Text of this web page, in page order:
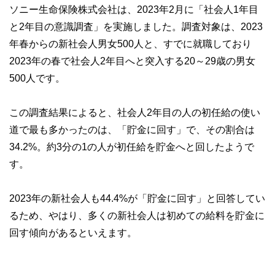
をわかりやすく発信している点です。
このように編集経験豊富なメンバーと金融や経済に精通した
やすさはもちろんのこと、読み応えのあるコンテンツと確か
な情報発信を実現しています。
ソニー生命保険株式会社は、2023年2月に「社会人1年目
と2年目の意識調査」を実施しました。調査対象は、2023
年春からの新社会人男女500人と、すでに就職しており
2023年の春で社会人2年目へと突入する20～29歳の男女
500人です。
この調査結果によると、社会人2年目の人の初任給の使い
道で最も多かったのは、「貯金に回す」で、その割合は
34.2%。約3分の1の人が初任給を貯金へと回したようで
す。
2023年の新社会人も44.4%が「貯金に回す」と回答してい
るため、やはり、多くの新社会人は初めての給料を貯金に
回す傾向があるといえます。